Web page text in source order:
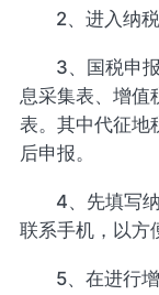
2、进入纳
3、国税申
息采集表、增值
表。其中代征地
后申报。
4、先填写
联系手机，以方
5、在进行